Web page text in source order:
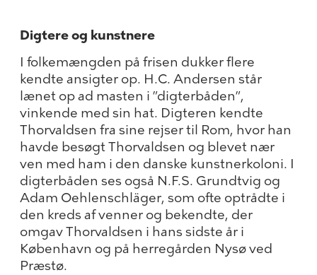
Digtere og kunstnere
I folkemængden på frisen dukker flere
kendte ansigter op. H.C. Andersen står
lænet op ad masten i ”digterbåden”,
vinkende med sin hat. Digteren kendte
Thorvaldsen fra sine rejser til Rom, hvor han
havde besøgt Thorvaldsen og blevet nær
ven med ham i den danske kunstnerkoloni. I
digterbåden ses også N.F.S. Grundtvig og
Adam Oehlenschläger, som ofte optrådte i
den kreds af venner og bekendte, der
omgav Thorvaldsen i hans sidste år i
København og på herregården Nysø ved
Præstø.